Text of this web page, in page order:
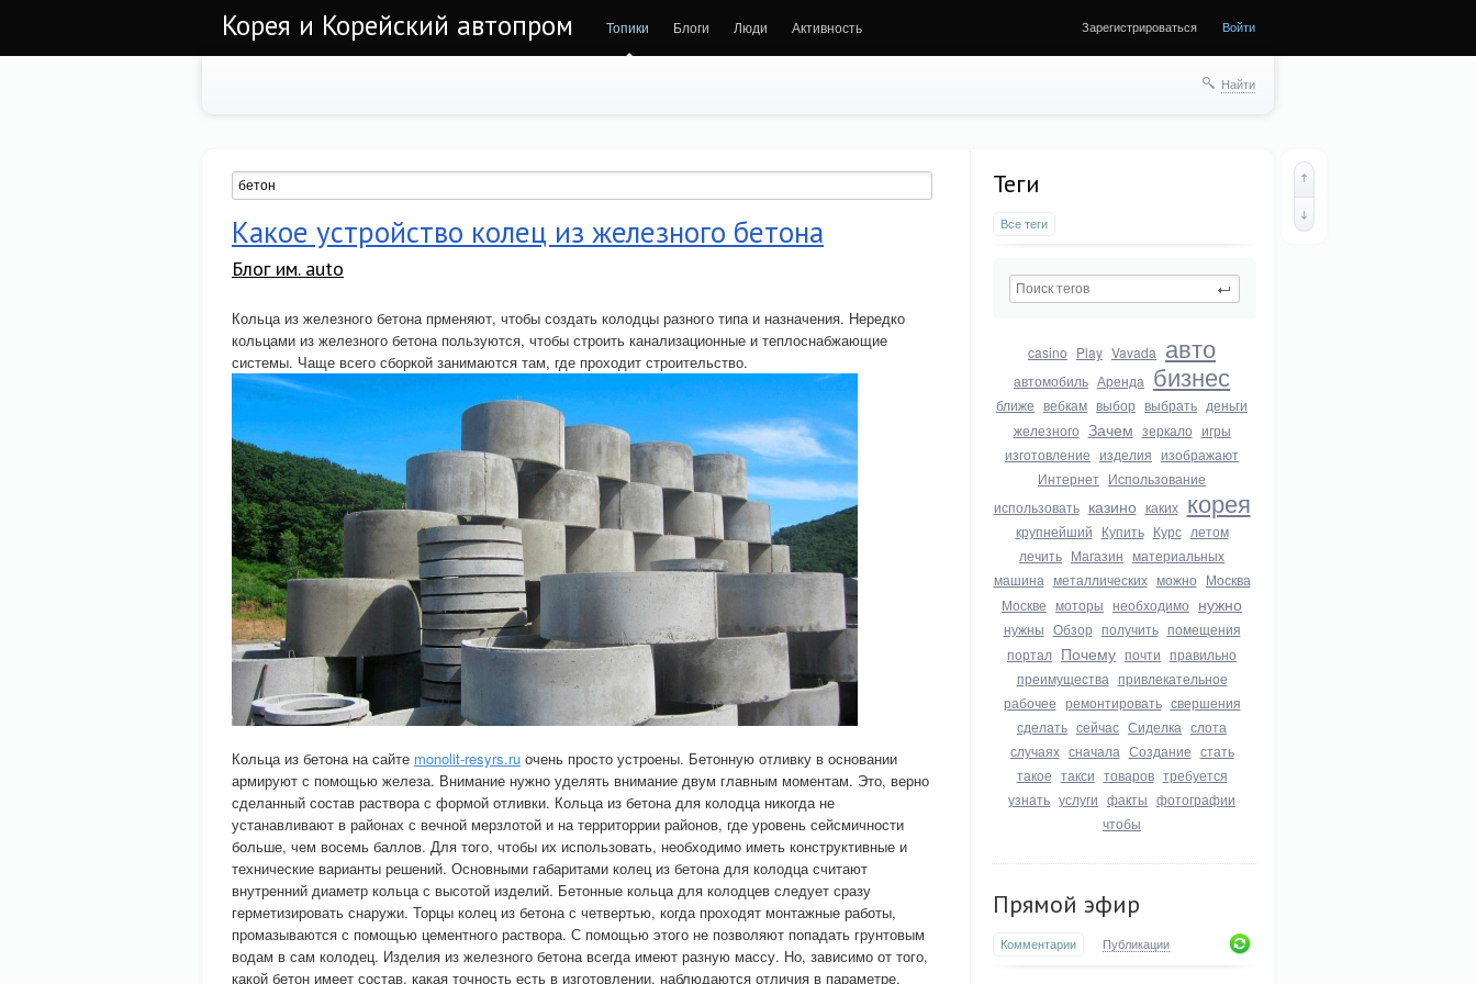
Корея и Корейский автопром Топики Блоги Люди Активность Зарегистрироваться Войти
Найти
Теги
Все теги
casino Play Vavada авто
автомобиль Аренда бизнес
ближе вебкам выбор выбрать деньги
железного Зачем зеркало игры
изготовление изделия изображают
Интернет Использование
использовать казино каких корея
крупнейший Купить Курс летом
лечить Магазин материальных
машина металлических можно Москва
Москве моторы необходимо нужно
нужны Обзор получить помещения
портал Почему почти правильно
преимущества привлекательное
рабочее ремонтировать свершения
сделать сейчас Сиделка слота
случаях сначала Создание стать
такое такси товаров требуется
узнать услуги факты фотографии
чтобы
Прямой эфир
Комментарии Публикации
Какое устройство колец из железного бетона
Блог им. auto
Кольца из железного бетона прменяют, чтобы создать колодцы разного типа и назначения. Нередко
кольцами из железного бетона пользуются, чтобы строить канализационные и теплоснабжающие
системы. Чаще всего сборкой занимаются там, где проходит строительство.
Кольца из бетона на сайте monolit-resyrs.ru очень просто устроены. Бетонную отливку в основании
армируют с помощью железа. Внимание нужно уделять внимание двум главным моментам. Это, верно
сделанный состав раствора с формой отливки. Кольца из бетона для колодца никогда не
устанавливают в районах с вечной мерзлотой и на территоррии районов, где уровень сейсмичности
больше, чем восемь баллов. Для того, чтобы их использовать, необходимо иметь конструктивные и
технические варианты решений. Основными габаритами колец из бетона для колодца считают
внутренний диаметр кольца с высотой изделий. Бетонные кольца для колодцев следует сразу
герметизировать снаружи. Торцы колец из бетона с четвертью, когда проходят монтажные работы,
промазываются с помощью цементного раствора. С помощью этого не позволяют попадать грунтовым
водам в сам колодец. Изделия из железного бетона всегда имеют разную массу. Но, зависимо от того,
какой бетон имеет состав, какая точность есть в изготовлении, наблюдаются отличия в параметре.